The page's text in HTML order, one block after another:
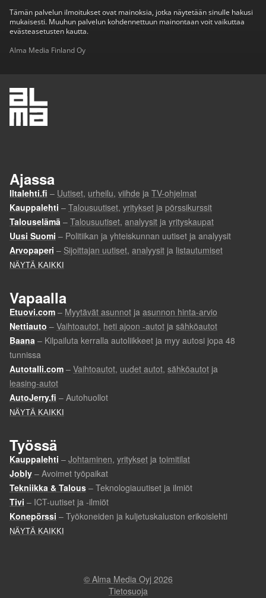
Tämän palvelun ilmoitukset ovat mainoksia, jotka näytetään sinulle hakusi
mukaisesti. Muuhun palvelun kohdennettuun mainontaan voit vaikuttaa
evästeasetusten kautta.
Alma Media Finland Oy